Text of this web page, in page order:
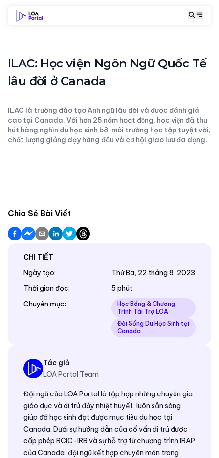
ILAC: Học viện Ngôn Ngữ Quốc Tế
lâu đời ở Canada
ILAC là trường đào tạo Anh ngữ lâu đời và được đánh giá
cao tại Canada. Với hơn 25 năm hoạt động, học viện đã thu
hút hàng nghìn du học sinh bởi môi trường học tập tuyệt vời,
chất lượng giảng dạy hàng đầu và cơ hội giao lưu đa dạng.
Chia Sẻ Bài Viết
CHI TIẾT
Ngày tạo:
Thứ Ba, 22 tháng 8, 2023
Thời gian đọc:
5 phút
Chuyên mục:
Học Bổng & Chương
Trình Tài Trợ LOA
Đời Sống Du Học Sinh tại
Canada
Tác giả
LOA Portal Team
Đội ngũ của LOA Portal là tập hợp những chuyên gia
giáo dục và di trú đầy nhiệt huyết, luôn sẵn sàng
giúp đỡ học sinh đạt được mục tiêu du học tại
Canada. Dưới sự hướng dẫn của cố vấn di trú được
cấp phép RCIC-IRB và sự hỗ trợ từ chương trình IRAP
của Canada, đội ngũ kết hợp chuyên môn trong